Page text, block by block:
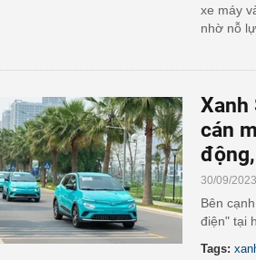
xe máy
nhờ nỗ
Xanh
cán
30/09/
Bên
điện" tại
Tags: